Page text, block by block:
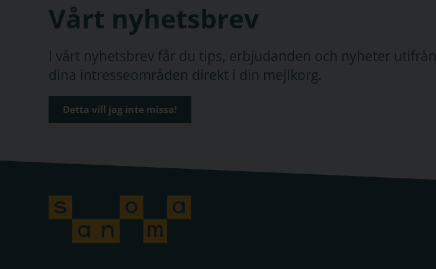
Vårt nyhetsbrev
I vårt nyhetsbrev får du tips, erbjudanden och nyheter utifrån
dina intresseområden direkt i din mejlkorg.
Detta vill jag inte missa!